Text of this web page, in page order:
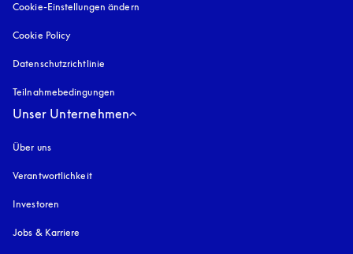
Cookie-Einstellungen ändern
Cookie Policy
Datenschutzrichtlinie
Teilnahmebedingungen
Unser Unternehmen
Über uns
Verantwortlichkeit
Investoren
Jobs & Karriere